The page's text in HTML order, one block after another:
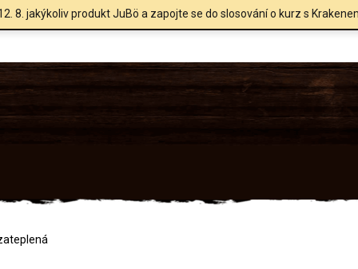
8. jakýkoliv produkt JuBö a zapojte se do slosování o kurz s